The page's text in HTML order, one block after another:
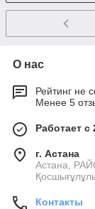
О нас
Рейтинг не
Менее 5
Работает с
г. Астана
Астана,
Контакты